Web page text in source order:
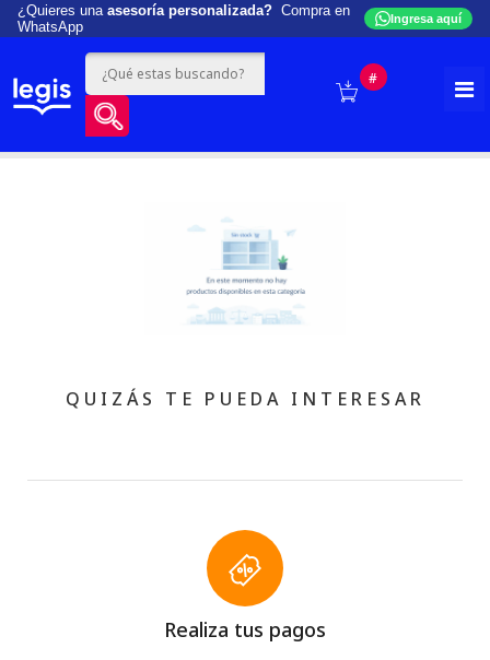
¿Quieres una asesoría personalizada? Compra en
WhatsApp
Ingresa aquí
#
QUIZÁS TE PUEDA INTERESAR
Realiza tus pagos